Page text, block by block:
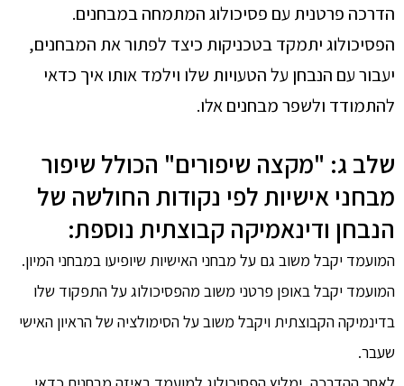
הדרכה פרטנית עם פסיכולוג המתמחה במבחנים.
הפסיכולוג יתמקד בטכניקות כיצד לפתור את המבחנים,
יעבור עם הנבחן על הטעויות שלו וילמד אותו איך כדאי
להתמודד ולשפר מבחנים אלו.
שלב ג: "מקצה שיפורים" הכולל שיפור
מבחני אישיות לפי נקודות החולשה של
הנבחן ודינאמיקה קבוצתית נוספת:
המועמד יקבל משוב גם על מבחני האישיות שיופיעו במבחני המיון.
המועמד יקבל באופן פרטני משוב מהפסיכולוג על התפקוד שלו
בדינמיקה הקבוצתית ויקבל משוב על הסימולציה של הראיון האישי
שעבר.